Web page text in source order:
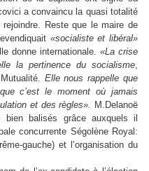
a convaincu la quasi totalité
Reste que le maire de
«socialiste et libéral»
donne internationale. «La crise
la pertinence du socialisme,
Elle nous rappelle que
c’est le moment où jamais
et des règles». M.­Delanoë
balisés grâce auxquels il
concurrente Ségolène Royal:
gauche) et l’organisation du